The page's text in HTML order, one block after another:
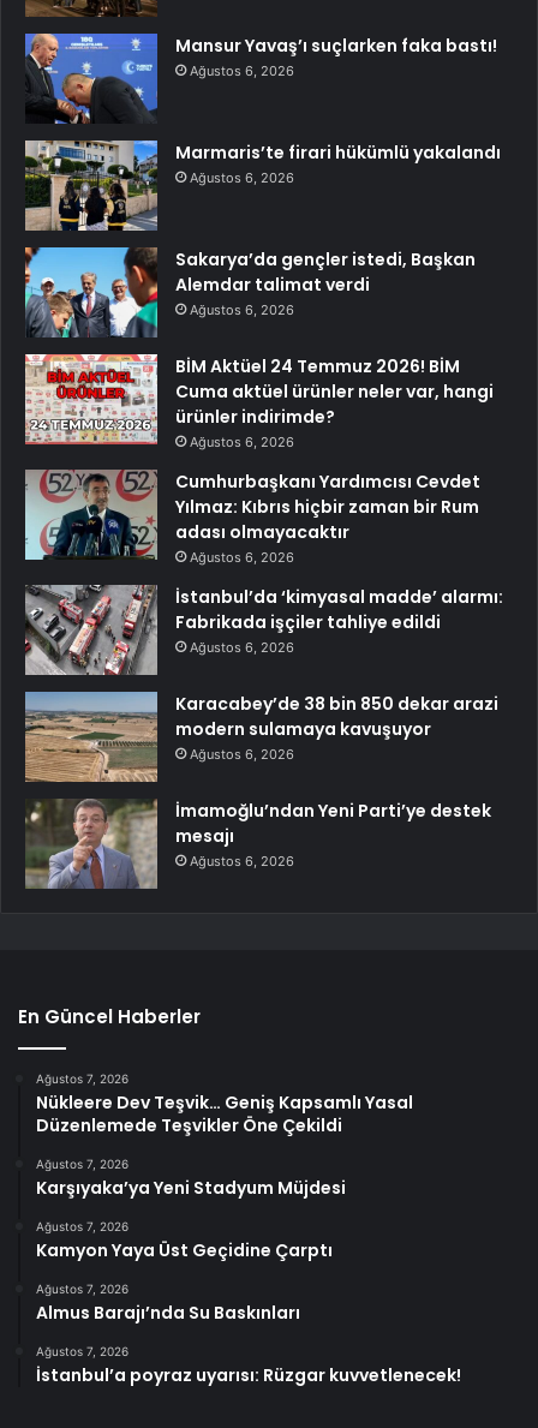
Mansur Yavaş’ı suçlarken faka bastı!
Ağustos 6, 2026
Marmaris’te firari hükümlü yakalandı
Ağustos 6, 2026
Sakarya’da gençler istedi, Başkan
Alemdar talimat verdi
Ağustos 6, 2026
BİM Aktüel 24 Temmuz 2026! BİM
Cuma aktüel ürünler neler var, hangi
ürünler indirimde?
Ağustos 6, 2026
Cumhurbaşkanı Yardımcısı Cevdet
Yılmaz: Kıbrıs hiçbir zaman bir Rum
adası olmayacaktır
Ağustos 6, 2026
İstanbul’da ‘kimyasal madde’ alarmı:
Fabrikada işçiler tahliye edildi
Ağustos 6, 2026
Karacabey’de 38 bin 850 dekar arazi
modern sulamaya kavuşuyor
Ağustos 6, 2026
İmamoğlu’ndan Yeni Parti’ye destek
mesajı
Ağustos 6, 2026
En Güncel Haberler
Ağustos 7, 2026
Nükleere Dev Teşvik… Geniş Kapsamlı Yasal
Düzenlemede Teşvikler Öne Çekildi
Ağustos 7, 2026
Karşıyaka’ya Yeni Stadyum Müjdesi
Ağustos 7, 2026
Kamyon Yaya Üst Geçidine Çarptı
Ağustos 7, 2026
Almus Barajı’nda Su Baskınları
Ağustos 7, 2026
İstanbul’a poyraz uyarısı: Rüzgar kuvvetlenecek!